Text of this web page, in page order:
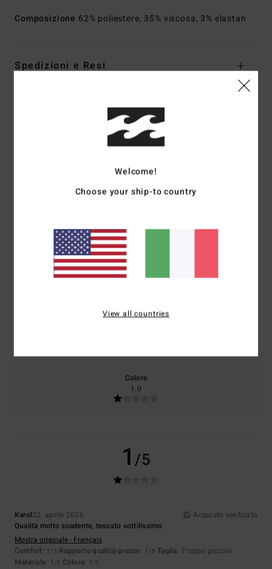
Composizione 62% poliestere, 35% viscosa, 3% elastan
Spedizioni e Resi
Recensioni dei clienti
1.0/5
basato su1 recensioni verificatedal aprile 2026
Il 0% dei nostri clienti consiglia questo prodotto
Comfort
Colore
1.0
1/5
Karol22. aprile 2026
Acquisto verificato
Qualità molto scadente, tessuto sottilissimo
Mostra originale - Français
Comfort: 1 /5 Rapporto qualità-prezzo: 1 /5 Taglia: Troppo piccolo
Materiale: 1 /5 Colore: 1 /5
Welcome!
Choose your ship-to country
View all countries